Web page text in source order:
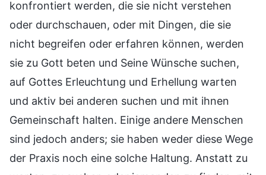
konfrontiert werden, die sie nicht verstehen
oder durchschauen, oder mit Dingen, die sie
nicht begreifen oder erfahren können, werden
sie zu Gott beten und Seine Wünsche suchen,
auf Gottes Erleuchtung und Erhellung warten
und aktiv bei anderen suchen und mit ihnen
Gemeinschaft halten. Einige andere Menschen
sind jedoch anders; sie haben weder diese Wege
der Praxis noch eine solche Haltung. Anstatt zu